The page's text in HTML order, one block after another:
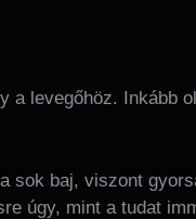
levegőhöz. Inkább
sok baj, viszont
úgy, mint a tudat